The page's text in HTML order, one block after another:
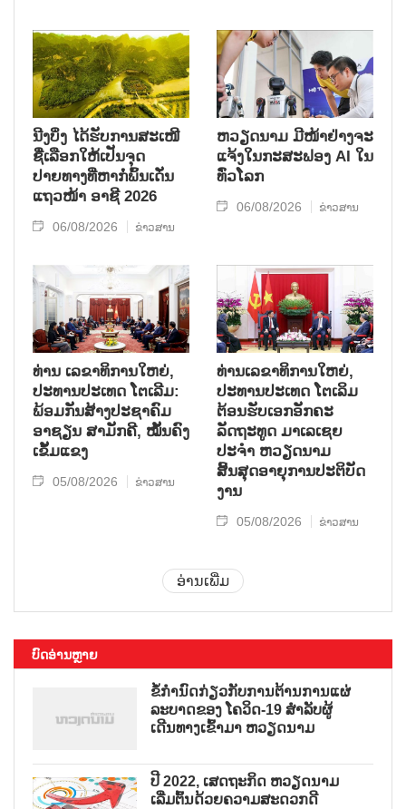
ນີງບິ່ງ ໄດ້ຮັບການສະເໜີ
ຊື່ເລືອກໃຫ້ເປັນຈຸດ
ປາຍທາງທີ່ຫາກໍ່ພົ້ນເດັ່ນ
ແຖວໜ້າ ອາຊີ 2026
06/08/2026 ຂ່າວສານ
ຫວຽດນາມ ມີໜ້າຢ່າງຈະ
ແຈ້ງໃນກະສະຟອງ AI ໃນ
ທົ່ວໂລກ
06/08/2026 ຂ່າວສານ
ທ່ານ ເລຂາທິການໃຫຍ່,
ປະທານປະເທດ ໂຕເລີມ:
ພ້ອມກັນສ້າງປະຊາຄົມ
ອາຊຽນ ສາມັກຄີ, ໝັ້ນຄົງ
ເຂັ້ມແຂງ
05/08/2026 ຂ່າວສານ
ທ່ານເລຂາທິການໃຫຍ່,
ປະທານປະເທດ ໂຕເລິມ
ຕ້ອນຮັບເອກອັກຄະ
ລັດຖະທູດ ມາເລເຊຍ
ປະຈຳ ຫວຽດນາມ
ສິ້ນສຸດອາຍຸການປະຕິບັດ
ງານ
05/08/2026 ຂ່າວສານ
ອ່ານເພີ່ມ
ບົດອ່ານຫຼາຍ
ຂໍ້ກຳນົດກ່ຽວກັບການຕ້ານການແຜ່
ລະບາດຂອງ ໂຄວິດ-19 ສຳລັບຜູ້
ເດີນທາງເຂົ້າມາ ຫວຽດນາມ
ປີ 2022, ເສດຖະກິດ ຫວຽດນາມ
ເລີ່ມຕົ້ນດ້ວຍຄວາມສະດວກດີ